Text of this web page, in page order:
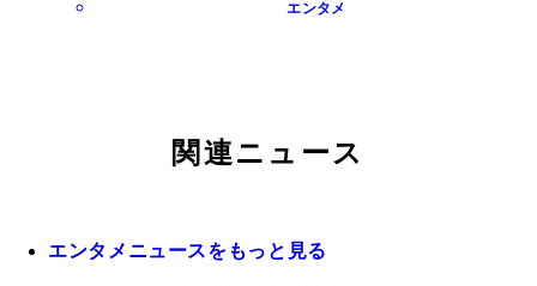
エンタメ
関連ニュース
エンタメニュースをもっと見る